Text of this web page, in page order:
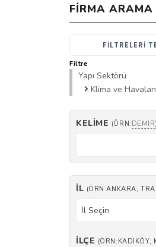
FIRMA ARAMA
FILTRELERI
Filtre
Yapı Sektörü
Klima ve
KELIME (ÖRN: DEMIR)
İL (ÖRN:ANKARA,
İl Seçin
İLÇE (ÖRN:KADIKÖY,